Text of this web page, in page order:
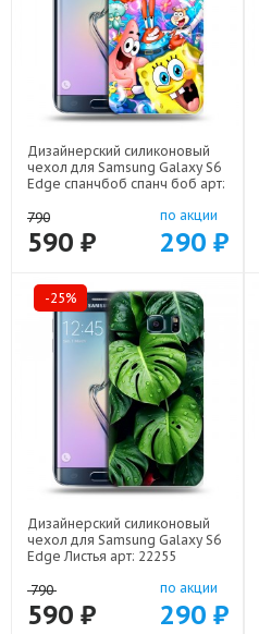
Дизайнерский силиконовый
чехол для Samsung Galaxy S6
Edge спанчбоб спанч боб арт:
790
590 ₽
по акции
290 ₽
-25%
Дизайнерский силиконовый
чехол для Samsung Galaxy S6
Edge Листья арт: 22255
790
590 ₽
по акции
290 ₽